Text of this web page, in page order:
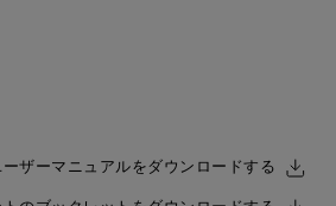
ーザーマニュアルをダウンロードする